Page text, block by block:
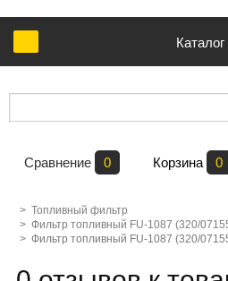
Каталог
Сравнение 0 Корзина 0
> Топливный фильтр
> Фильтр топливный FU-1087 (320/
> Фильтр топливный FU-1087 (320/